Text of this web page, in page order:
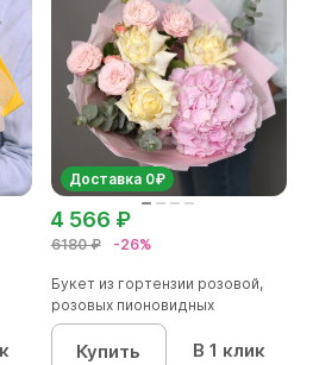
Доставка 0₽
6180 ₽ -26%
4 566 ₽
Букет из гортензии розовой,
розовых пионовидных
кустовы...
Купить В 1 клик